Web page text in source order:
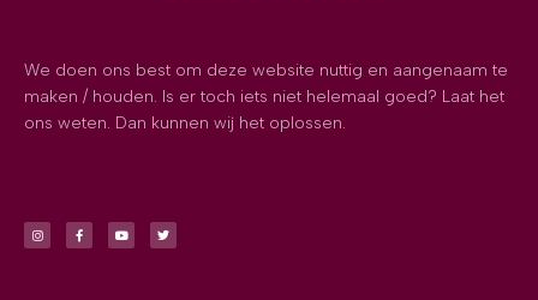
We doen ons best om deze website nuttig en aangenaam te
maken / houden. Is er toch iets niet helemaal goed? Laat het
ons weten. Dan kunnen wij het oplossen.